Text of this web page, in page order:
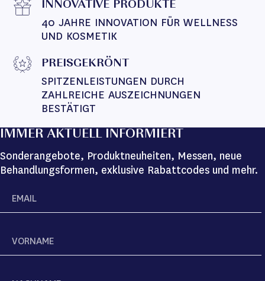
INNOVATIVE PRODUKTE
40 JAHRE INNOVATION FÜR WELLNESS
UND KOSMETIK
PREISGEKRÖNT
SPITZENLEISTUNGEN DURCH
ZAHLREICHE AUSZEICHNUNGEN
BESTÄTIGT
IMMER AKTUELL INFORMIERT
Sonderangebote, Produktneuheiten, Messen, neue
Behandlungsformen, exklusive Rabattcodes und mehr.